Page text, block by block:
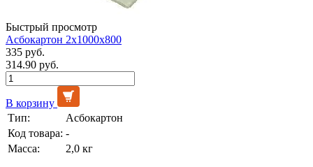
Быстрый просмотр
Асбокартон 2х1000х800
335 руб.
314.90 руб.
В корзину
Тип:
Асбокартон
Код товара: -
Масса:
2,0 кг